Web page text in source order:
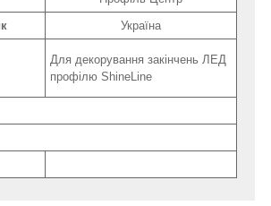
Україна
Для декорування закінчень ЛЕД
профілю ShineLine